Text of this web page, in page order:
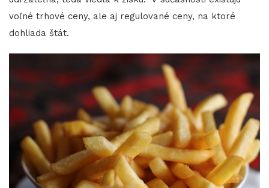
voľné trhové ceny, ale aj regulované ceny, na ktoré
dohliada štát.